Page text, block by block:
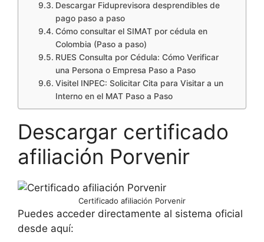
Descargar Fiduprevisora desprendibles de
pago paso a paso
Cómo consultar el SIMAT por cédula en
Colombia (Paso a paso)
RUES Consulta por Cédula: Cómo Verificar
una Persona o Empresa Paso a Paso
Visitel INPEC: Solicitar Cita para Visitar a un
Interno en el MAT Paso a Paso
Descargar certificado
afiliación Porvenir
Certificado afiliación Porvenir
Puedes acceder directamente al sistema oficial
desde aquí: